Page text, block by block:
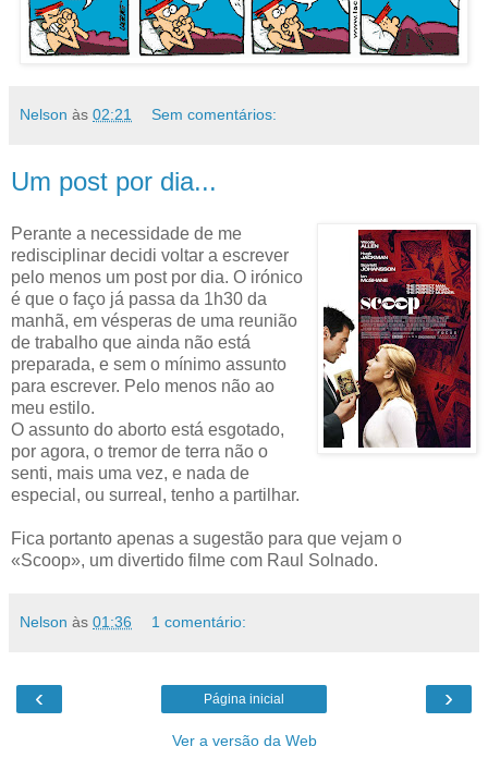
Nelson às 02:21 Sem comentários:
Um post por dia...
Perante a necessidade de me
redisciplinar decidi voltar a escrever
pelo menos um post por dia. O irónico
é que o faço já passa da 1h30 da
manhã, em vésperas de uma reunião
de trabalho que ainda não está
preparada, e sem o mínimo assunto
para escrever. Pelo menos não ao
meu estilo.
O assunto do aborto está esgotado,
por agora, o tremor de terra não o
senti, mais uma vez, e nada de
especial, ou surreal, tenho a partilhar.
Fica portanto apenas a sugestão para que vejam o
«Scoop», um divertido filme com Raul Solnado.
Nelson às 01:36 1 comentário:
‹ ›
Página inicial
Ver a versão da Web